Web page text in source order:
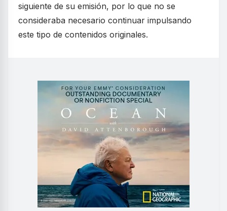
siguiente de su emisión, por lo que no se
consideraba necesario continuar impulsando
este tipo de contenidos originales.